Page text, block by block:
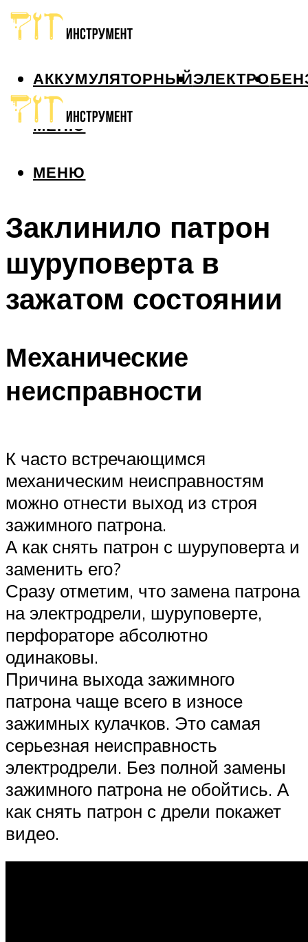
АККУМУЛЯТОРНЫЙЭЛЕКТРО
МЕНЮ
МЕНЮ
Заклинило патрон
шуруповерта в
зажатом состоянии
Механические
неисправности
К часто встречающимся
механическим неисправностям
можно отнести выход из строя
зажимного патрона.
А как снять патрон с шуруповерта и
заменить его?
Сразу отметим, что замена патрона
на электродрели, шуруповерте,
перфораторе абсолютно
одинаковы.
Причина выхода зажимного
патрона чаще всего в износе
зажимных кулачков. Это самая
серьезная неисправность
электродрели. Без полной замены
зажимного патрона не обойтись. А
как снять патрон с дрели покажет
видео.